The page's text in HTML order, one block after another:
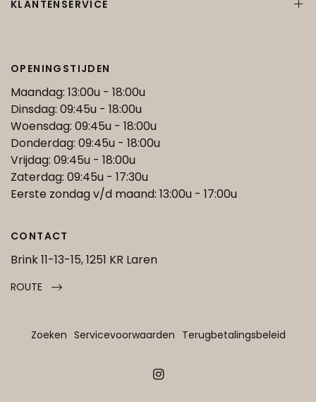
KLANTENSERVICE
OPENINGSTIJDEN
Maandag: 13:00u - 18:00u
Dinsdag: 09:45u - 18:00u
Woensdag: 09:45u - 18:00u
Donderdag: 09:45u - 18:00u
Vrijdag: 09:45u - 18:00u
Zaterdag: 09:45u - 17:30u
Eerste zondag v/d maand: 13:00u - 17:00u
CONTACT
Brink 11-13-15, 1251 KR Laren
ROUTE
Zoeken Servicevoorwaarden Terugbetalingsbeleid